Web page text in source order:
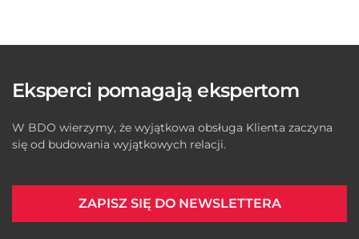
Eksperci pomagają ekspertom
W BDO wierzymy, że wyjątkowa obsługa Klienta zaczyna
się od budowania wyjątkowych relacji.
ZAPISZ SIĘ DO NEWSLETTERA